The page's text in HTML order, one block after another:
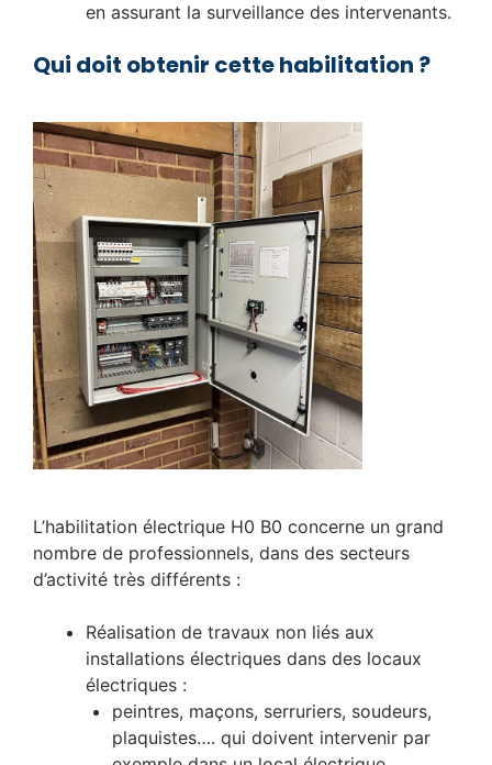
en assurant la surveillance des intervenants.
Qui doit obtenir cette habilitation ?
L’habilitation électrique H0 B0 concerne un grand
nombre de professionnels, dans des secteurs
d’activité très différents :
Réalisation de travaux non liés aux
installations électriques dans des locaux
électriques :
peintres, maçons, serruriers, soudeurs,
plaquistes…. qui doivent intervenir par